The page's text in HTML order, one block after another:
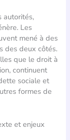
autorités,
Les
mené à des
des deux côtés.
que le droit à
continuent
sociale et
formes de
et enjeux